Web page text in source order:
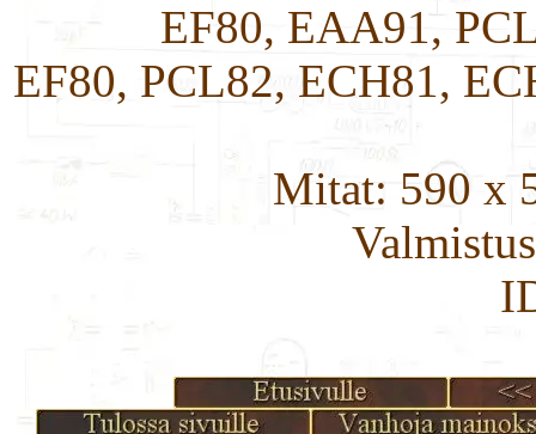
EF80, EAA91,
EF80, PCL82, ECH81,
Mitat: 590 x